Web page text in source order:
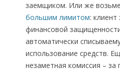
заемщиком. Или же
большим лимитом:
финансовой
автоматически
использование средств.
незаметная комиссия – за